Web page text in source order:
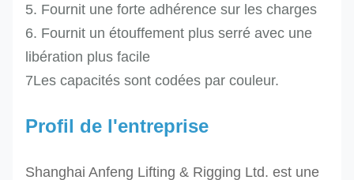
mise en
œuvre
Résistance
à la
6
38
pour la
5. Fournit une forte adhérence sur les charges
6. Fournit un étouffement plus serré avec une
libération plus facile
7Les capacités sont codées par couleur.
Profil de l'entreprise
Shanghai Anfeng Lifting & Rigging Ltd. est une